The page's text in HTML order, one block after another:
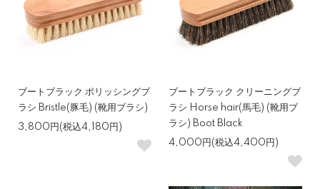
ブートブラック ポリッシングブ
ラシ Bristle(豚毛) (靴用ブラシ)
3,800円(税込4,180円)
ブートブラック クリーニングブ
ラシ Horse hair(馬毛) (靴用ブ
ラシ) Boot Black
4,000円(税込4,400円)